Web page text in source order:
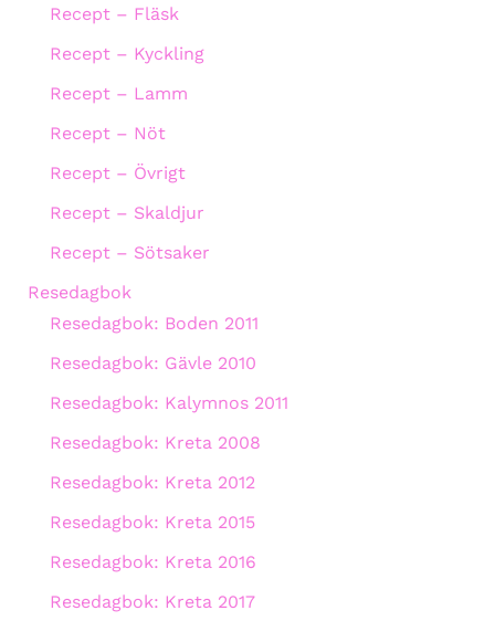
Recept – Fläsk
Recept – Kyckling
Recept – Lamm
Recept – Nöt
Recept – Övrigt
Recept – Skaldjur
Recept – Sötsaker
Resedagbok
Resedagbok: Boden 2011
Resedagbok: Gävle 2010
Resedagbok: Kalymnos 2011
Resedagbok: Kreta 2008
Resedagbok: Kreta 2012
Resedagbok: Kreta 2015
Resedagbok: Kreta 2016
Resedagbok: Kreta 2017